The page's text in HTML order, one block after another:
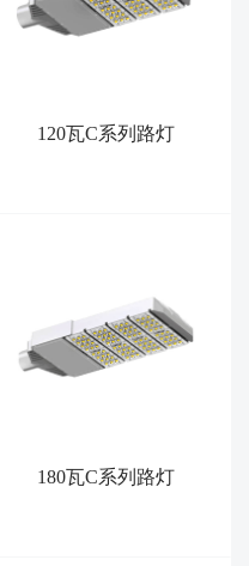
120瓦C系列路灯
180瓦C系列路灯